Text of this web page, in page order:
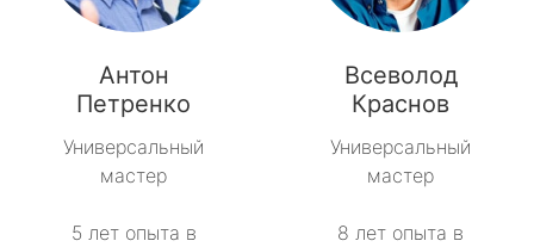
Антон
Петренко
Универсальный
мастер
5 лет опыта в
Всеволод
Краснов
Универсальный
мастер
8 лет опыта в